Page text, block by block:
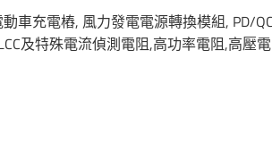
車充電樁, 風力發電電源轉換模組, PD/
及特殊電流偵測電阻,高功率電阻,高壓